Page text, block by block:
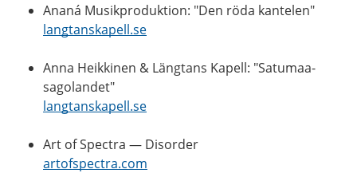
Ananá Musikproduktion: "Den röda kantelen"
langtanskapell.se
Anna Heikkinen & Längtans Kapell: "Satumaa-
sagolandet"
langtanskapell.se
Art of Spectra — Disorder
artofspectra.com